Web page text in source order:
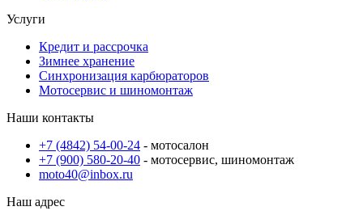
Услуги
Кредит и рассрочкa
Зимнее хранение
Синхронизация карбюраторов
Мотосервис и шиномонтаж
Наши контакты
+7 (4842) 54-00-24 - мотосалон
+7 (900) 580-20-40 - мотосервис, шиномонтаж
moto40@inbox.ru
Наш адрес